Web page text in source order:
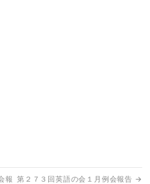
報 第２７３回英語の会１月例会報告 →